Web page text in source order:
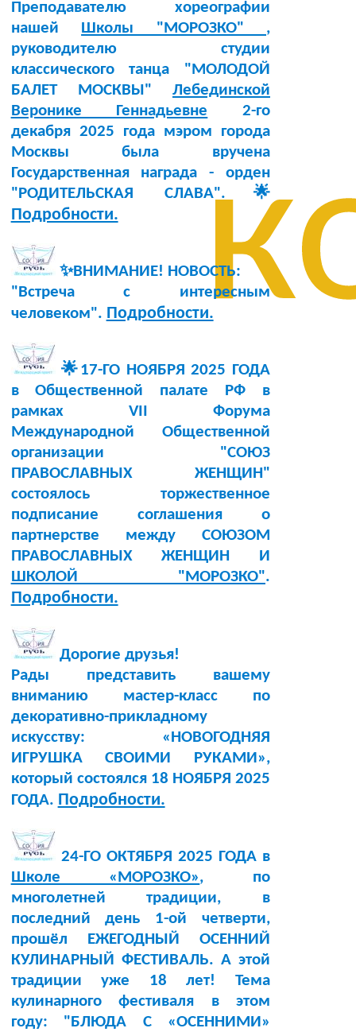
Преподавателю хореографии
нашей Школы "МОРОЗКО" ,
руководителю студии
классического танца "МОЛОДОЙ
БАЛЕТ МОСКВЫ" Лебединской
Веронике Геннадьевне 2-го
декабря 2025 года мэром города
Москвы была вручена
Государственная награда - орден
"РОДИТЕЛЬСКАЯ СЛАВА".🌟
Подробности.
✨ВНИМАНИЕ! НОВОСТЬ:
"Встреча с интересным
человеком". Подробности.
🌟17-ГО НОЯБРЯ 2025 ГОДА
в Общественной палате РФ в
рамках VII Форума
Международной Общественной
организации "СОЮЗ
ПРАВОСЛАВНЫХ ЖЕНЩИН"
состоялось торжественное
подписание соглашения о
партнерстве между СОЮЗОМ
ПРАВОСЛАВНЫХ ЖЕНЩИН И
ШКОЛОЙ "МОРОЗКО".
Подробности.
Дорогие друзья!
Рады представить вашему
вниманию мастер-класс по
декоративно-прикладному
искусству: «НОВОГОДНЯЯ
ИГРУШКА СВОИМИ РУКАМИ»,
который состоялся 18 НОЯБРЯ 2025
ГОДА. Подробности.
24-ГО ОКТЯБРЯ 2025 ГОДА в
Школе «МОРОЗКО», по
многолетней традиции, в
последний день 1-ой четверти,
прошёл ЕЖЕГОДНЫЙ ОСЕННИЙ
КУЛИНАРНЫЙ ФЕСТИВАЛЬ. А этой
традиции уже 18 лет! Тема
кулинарного фестиваля в этом
году: "БЛЮДА С «ОСЕННИМИ»